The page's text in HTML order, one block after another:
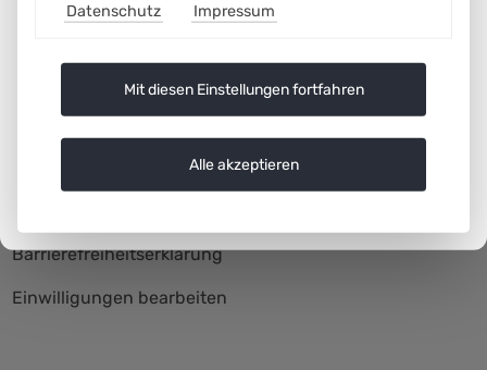
Rechtliche Angaben
Barrierefreiheitserklärung
Einwilligungen bearbeiten
Datenschutz Impressum
Mit diesen Einstellungen fortfahren
Alle akzeptieren